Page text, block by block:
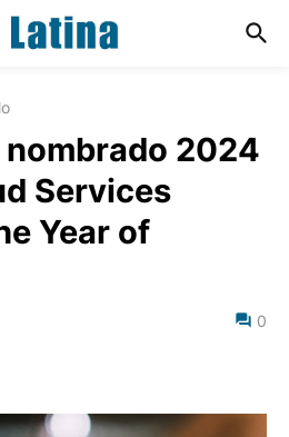
2024
Services
Year of
0